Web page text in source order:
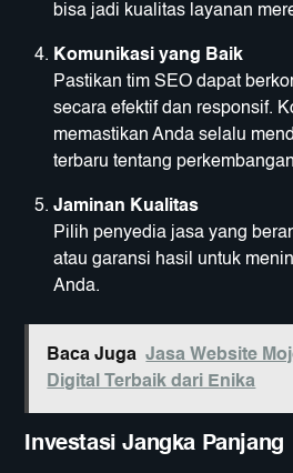
bisa jadi kualitas layanan
Komunikasi yang Baik
Pastikan tim SEO dapat
secara efektif dan responsif.
memastikan Anda selalu
terbaru tentang
Jaminan Kualitas
Pilih penyedia jasa yang
atau garansi hasil untuk
Anda.
Baca Juga Jasa Website
Digital Terbaik dari Enika
Investasi Jangka Panjang